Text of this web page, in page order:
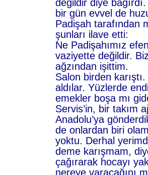
değildir diye
bir gün evvel de
Padişah tarafından
şunları ilave etti:
Ne Padişahımız
vaziyette değildir.
ağzından işittim.
Salon birden
aldılar. Yüzlerde
emekler boşa mı
Servis’in, bir takım
Anadolu’ya
de onlardan biri
yoktu. Derhal
deme karışmam,
çağırarak hocayı
nereye varacağını